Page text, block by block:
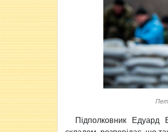
Підполковник Едуард